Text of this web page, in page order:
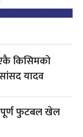
किसिमको
यादव
फुटबल खेल